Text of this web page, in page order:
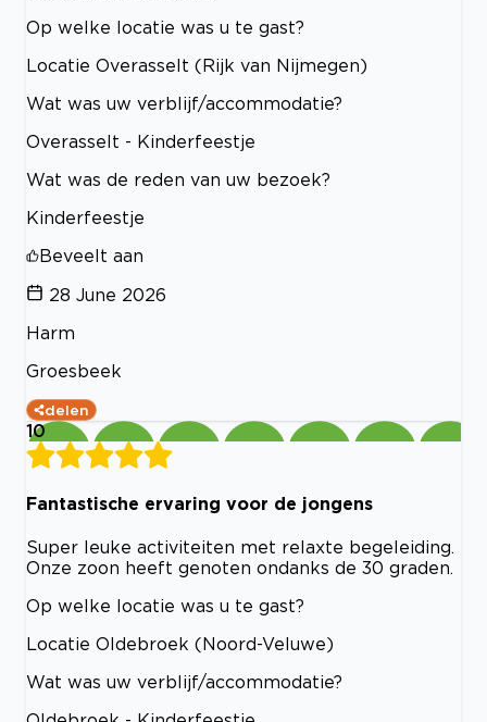
Op welke locatie was u te gast?
Locatie Overasselt (Rijk van Nijmegen)
Wat was uw verblijf/accommodatie?
Overasselt - Kinderfeestje
Wat was de reden van uw bezoek?
Kinderfeestje
Beveelt aan
28 June 2026
Harm
Groesbeek
delen
10
Fantastische ervaring voor de jongens
Super leuke activiteiten met relaxte begeleiding.
Onze zoon heeft genoten ondanks de 30 graden.
Op welke locatie was u te gast?
Locatie Oldebroek (Noord-Veluwe)
Wat was uw verblijf/accommodatie?